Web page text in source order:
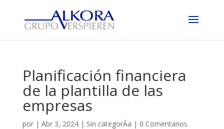
Planificación financiera
de la plantilla de las
empresas
por | Abr 3, 2024| Sin categorÃ­a | 0 Comentarios